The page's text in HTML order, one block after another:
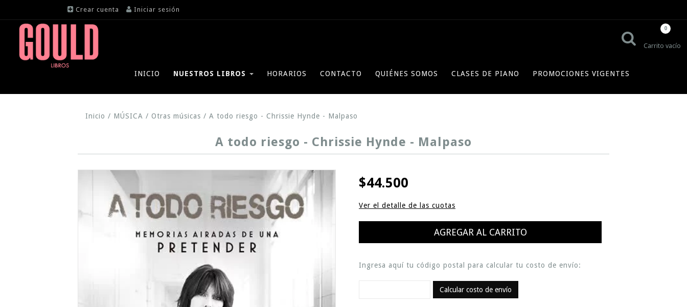
Crear cuenta Iniciar sesión
Carrito vacío
0
INICIO NUESTROS LIBROS HORARIOS CONTACTO QUIÉNES SOMOS CLASES DE PIANO PROMOCIONES VIGENTES
Inicio / MÚSICA / Otras músicas / A todo riesgo - Chrissie Hynde - Malpaso
A todo riesgo - Chrissie Hynde - Malpaso
$44.500
Ver el detalle de las cuotas
Ingresa aquí tu código postal para calcular tu costo de envío:
Calcular costo de envío